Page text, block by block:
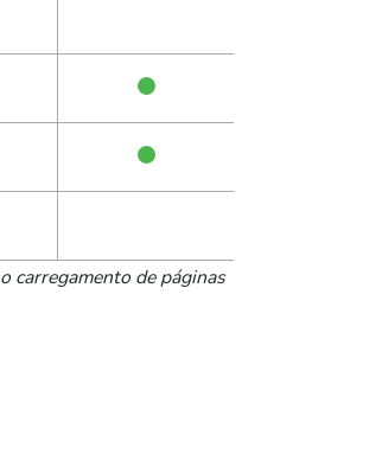
carregamento de páginas